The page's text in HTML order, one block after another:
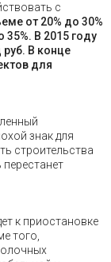
с
от 20% до 30%
35%. В 2015 году
В конце
для
знак для
строительства
к приостановке
того,